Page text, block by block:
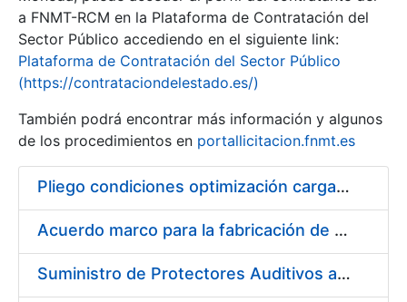
Show/Hide
a FNMT-RCM en la Plataforma de Contratación del
Sector Público accediendo en el siguiente link:
Plataforma de Contratación del Sector Público
(https://contrataciondelestado.es/)
También podrá encontrar más información y algunos
de los procedimientos en portallicitacion.fnmt.es
Pliego condiciones optimización cargas compras firmado
Acuerdo marco para la fabricación de piezas
Suministro de Protectores Auditivos a medida para las personas trabajadoras de los Centros de Trabajo de Madrid y Burgos